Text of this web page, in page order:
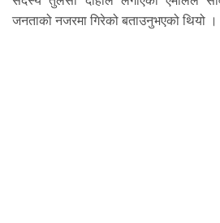
जनताको नजरमा गिरेको बताउनुभएको थियो ।